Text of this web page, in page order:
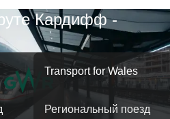
Кардифф -
Transport for Wales
Региональный поезд